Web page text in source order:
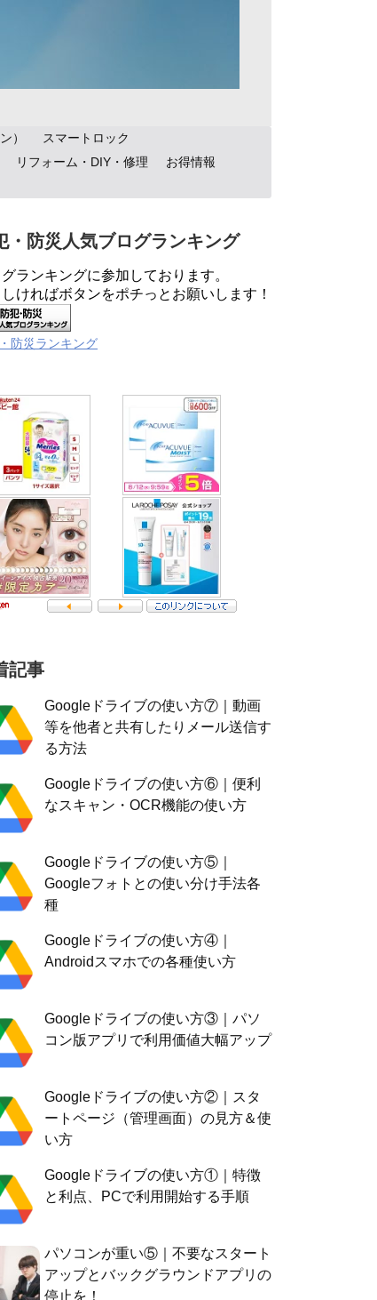
）
スマートロック
リフォーム・DIY・修理
お得情報
・防災人気ブログランキング
ランキングに参加しております。
ければボタンをポチっとお願いします！
防災ランキング
記事
Googleドライブの使い方⑦｜動画
等を他者と共有したりメール送信す
る方法
Googleドライブの使い方⑥｜便利
なスキャン・OCR機能の使い方
Googleドライブの使い方⑤｜
Googleフォトとの使い分け手法各
種
Googleドライブの使い方④｜
Androidスマホでの各種使い方
Googleドライブの使い方③｜パソ
コン版アプリで利用価値大幅アップ
Googleドライブの使い方②｜スタ
ートページ（管理画面）の見方＆使
い方
Googleドライブの使い方①｜特徴
と利点、PCで利用開始する手順
パソコンが重い⑤｜不要なスタート
アップとバックグラウンドアプリの
停止を！